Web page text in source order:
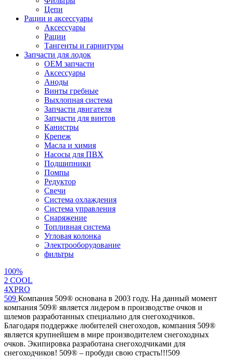
Цепи
Рации и аксессуары
Аксессуары
Рации
Тангенты и гарнитуры
Запчасти для лодок
OEM запчасти
Аксессуары
Аноды
Винты гребные
Выхлопная система
Запчасти двигателя
Запчасти для винтов
Канистры
Крепеж
Масла и химия
Насосы для ПВХ
Подшипники
Помпы
Редуктор
Свечи
Система охлаждения
Система управления
Снаряжение
Топливная система
Угловая колонка
Электрооборудование
фильтры
100%
2 СOOL
4XPRO
509 Компания 509® основана в 2003 году. На данный момент
компания 509® является лидером в производстве очков и
шлемов разработанных специально для снегоходчиков.
Благодаря поддержке любителей снегоходов, компания 509®
является крупнейшем в мире производителем снегоходных
очков. Экипировка разработана снегоходчиками для
снегоходчиков! 509® – пробуди свою страсть!!!509